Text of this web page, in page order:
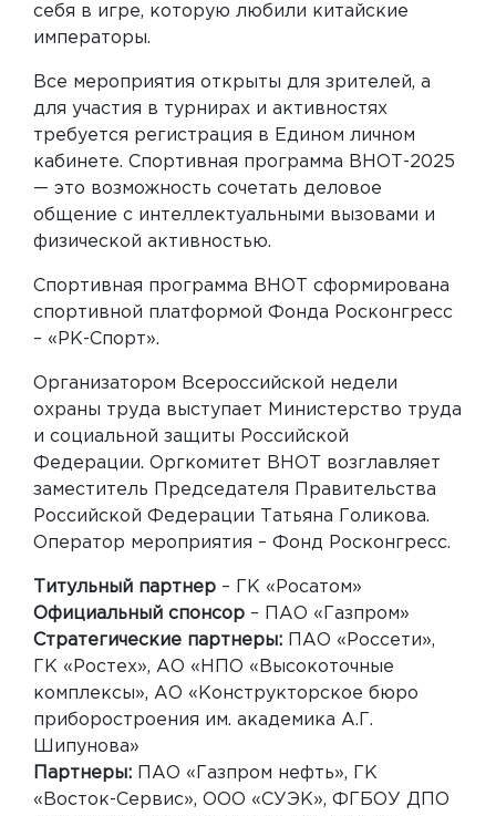
себя в игре, которую любили китайские
императоры.
Все мероприятия открыты для зрителей, а
для участия в турнирах и активностях
требуется регистрация в Едином личном
кабинете. Спортивная программа ВНОТ-2025
— это возможность сочетать деловое
общение с интеллектуальными вызовами и
физической активностью.
Спортивная программа ВНОТ сформирована
спортивной платформой Фонда Росконгресс
– «РК-Спорт».
Организатором Всероссийской недели
охраны труда выступает Министерство труда
и социальной защиты Российской
Федерации. Оргкомитет ВНОТ возглавляет
заместитель Председателя Правительства
Российской Федерации Татьяна Голикова.
Оператор мероприятия – Фонд Росконгресс.
Титульный партнер – ГК «Росатом»
Официальный спонсор – ПАО «Газпром»
Стратегические партнеры: ПАО «Россети»,
ГК «Ростех», АО «НПO «Высокоточные
комплексы», АО «Конструкторское бюро
приборостроения им. академика А.Г.
Шипунова»
Партнеры: ПАО «Газпром нефть», ГК
«Восток-Сервис», ООО «СУЭК», ФГБОУ ДПО